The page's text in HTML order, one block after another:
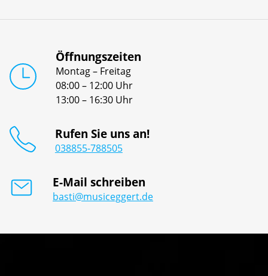
Öffnungszeiten
Montag – Freitag
08:00 – 12:00 Uhr
13:00 – 16:30 Uhr
Rufen Sie uns an!
038855-788505
E-Mail schreiben
basti@musiceggert.de